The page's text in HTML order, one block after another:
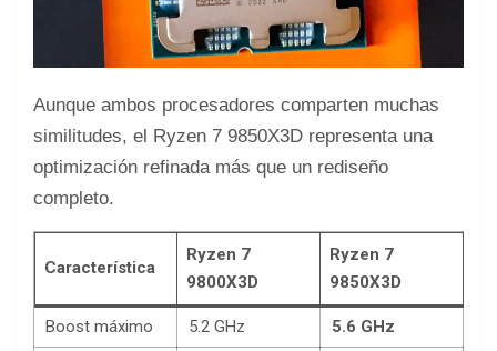
Aunque ambos procesadores comparten muchas
similitudes, el Ryzen 7 9850X3D representa una
optimización refinada más que un rediseño
completo.
Característica
Ryzen 7
9800X3D
Ryzen 7
9850X3D
Boost máximo 5.2 GHz
5.6 GHz